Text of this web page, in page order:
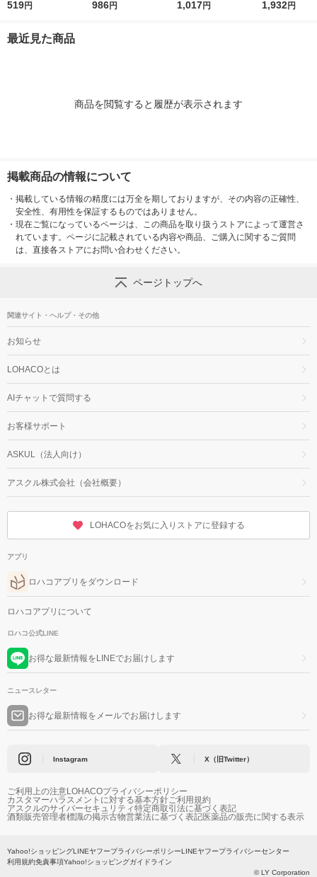
×ウエットシート 1パ
519円
×ウエットシート 1セ
986円
×ウエットシート 1パ
1,017円
×ウエットシ
1,932円
最近見た商品
商品を閲覧すると履歴が表示されます
掲載商品の情報について
・ 掲載している情報の精度には万全を期しておりますが、その内容の正確性、
安全性、有用性を保証するものではありません。
・ 現在ご覧になっているページは、この商品を取り扱うストアによって運営さ
れています。ページに記載されている内容や商品、ご購入に関するご質問
は、直接各ストアにお問い合わせください。
ページトップへ
関連サイト・ヘルプ・その他
お知らせ
LOHACOとは
AIチャットで質問する
お客様サポート
ASKUL（法人向け）
アスクル株式会社（会社概要）
LOHACOをお気に入りストアに登録する
アプリ
ロハコアプリをダウンロード
ロハコアプリについて
ロハコ公式LINE
お得な最新情報をLINEでお届けします
ニュースレター
お得な最新情報をメールでお届けします
Instagram X（旧Twitter）
ご利用上の注意LOHACOプライバシーポリシー
カスタマーハラスメントに対する基本方針ご利用規約
アスクルのサイバーセキュリティ特定商取引法に基づく表記
酒類販売管理者標識の掲示古物営業法に基づく表記医薬品の販売に関する表示
Yahoo!ショッピングLINEヤフープライバシーポリシーLINEヤフープライバシーセンター
利用規約免責事項Yahoo!ショッピングガイドライン
© LY Corporation